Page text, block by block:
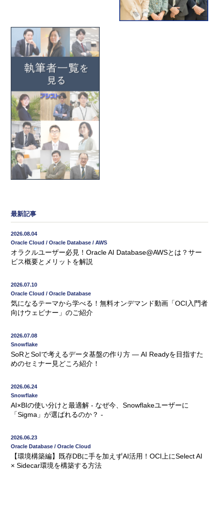
最新記事
2026.08.04
Oracle Cloud / Oracle Database / AWS
オラクルユーザー必見！Oracle AI Database@AWSとは？サー
ビス概要とメリットを解説
2026.07.10
Oracle Cloud / Oracle Database
気になるテーマから学べる！無料オンデマンド動画「OCI入門者
向けウェビナー」のご紹介
2026.07.08
Snowflake
SoRとSoIで考えるデータ基盤の作り方 ― AI Readyを目指すた
めのセミナー見どころ紹介！
2026.06.24
Snowflake
AI×BIの使い分けと最適解 - なぜ今、Snowflakeユーザーに
「Sigma」が選ばれるのか？ -
2026.06.23
Oracle Database / Oracle Cloud
【環境構築編】既存DBに手を加えずAI活用！OCI上にSelect AI
× Sidecar環境を構築する方法